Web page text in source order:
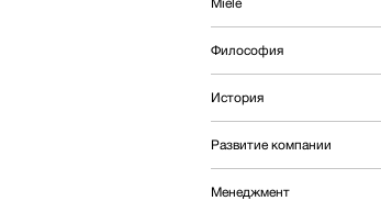
Философия
История
Развитие компании
Менеджмент